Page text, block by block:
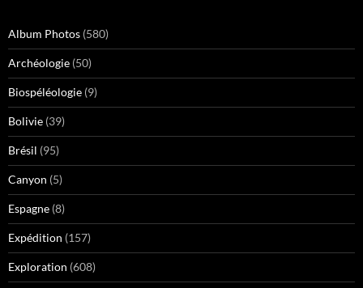
Album Photos (580)
Archéologie (50)
Biospéléologie (9)
Bolivie (39)
Brésil (95)
Canyon (5)
Espagne (8)
Expédition (157)
Exploration (608)